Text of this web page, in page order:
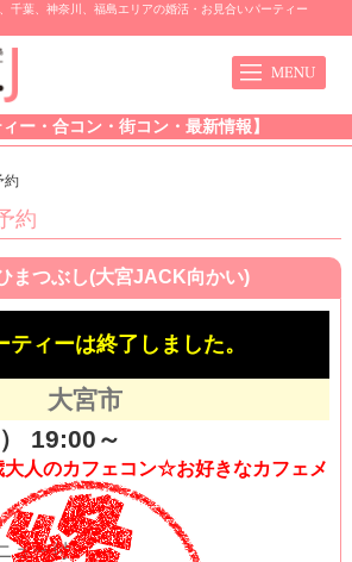
千葉、神奈川、福島エリアの婚活・お見合いパーティー
ィー・合コン・街コン・最新情報】
約
約
まつぶし(大宮JACK向かい)
ティーは終了しました。
大宮市
19:00～
人のカフェコン☆お好きなカフェメ
ュー付